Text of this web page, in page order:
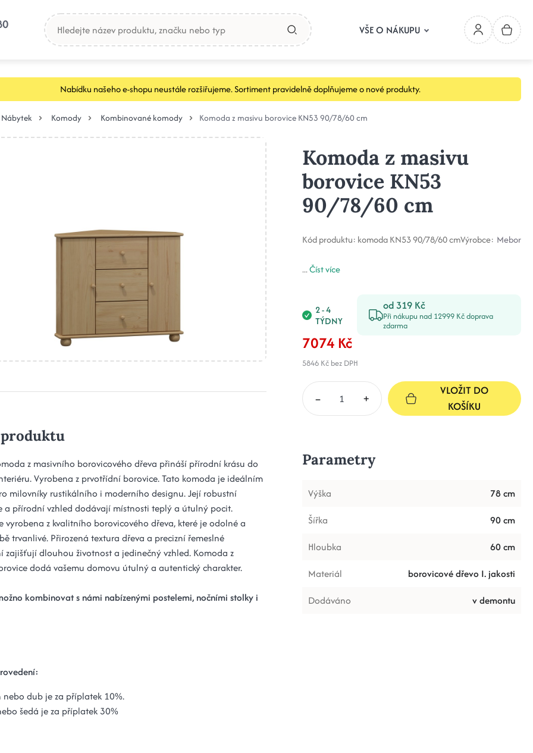
VŠE O NÁKUPU
Nabídku našeho e-shopu neustále rozšiřujeme. Sortiment pravidelně doplňujeme o nové produkty.
Nábytek Komody Kombinované komody Komoda z masivu borovice KN53 90/78/60 cm
z masivního borovicového dřeva přináší přírodní krásu do
Vyrobena z prvotřídní borovice. Tato komoda je ideálním
milovníky rustikálního i moderního designu. Její robustní
a přírodní vzhled dodávají místnosti teplý a útulný pocit.
vyrobena z kvalitního borovicového dřeva, které je odolné a
trvanlivé. Přirozená textura dřeva a precizní řemeslné
zajišťují dlouhou životnost a jedinečný vzhled. Komoda z
dodá vašemu domovu útulný a autentický charakter.
kombinovat s námi nabízenými postelemi, nočními stolky i
nebo dub je za příplatek 10%.
šedá je za příplatek 30%
Komoda z masivu
borovice KN53
90/78/60 cm
Kód produktu: komoda KN53 90/78/60 cmVýrobce: Mebor
...Číst více
2 - 4
TÝDNY
od 319 Kč
Při nákupu nad 12999 Kč doprava
zdarma
7074 Kč
5846 Kčbez DPH
– +
VLOŽIT DO
KOŠÍKU
Parametry
Výška
78 cm
Šířka
90 cm
Hloubka
60 cm
Materiál
borovicové dřevo I. jakosti
Dodáváno
v demontu